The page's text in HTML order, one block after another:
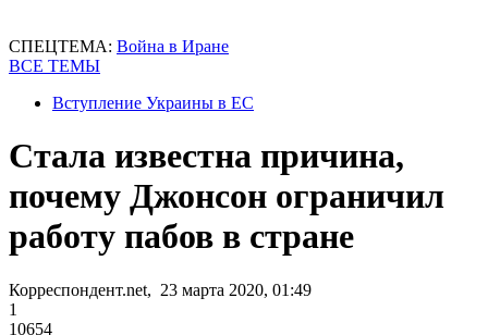
СПЕЦТЕМА: Война в Иране
ВСЕ ТЕМЫ
Вступление Украины в ЕС
Стала известна причина,
почему Джонсон ограничил
работу пабов в стране
Корреспондент.net, 23 марта 2020, 01:49
1
10654